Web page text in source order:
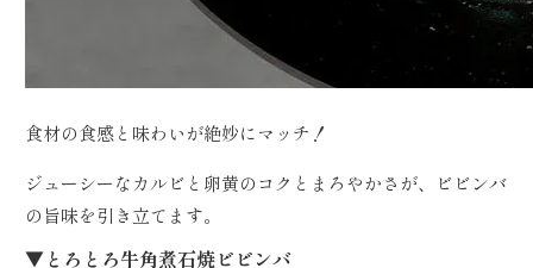
食材の食感と味わいが絶妙にマッチ！
ジューシーなカルビと卵黄のコクとまろやかさが、ビビンバ
の旨味を引き立てます。
▼とろとろ牛角煮石焼ビビンバ